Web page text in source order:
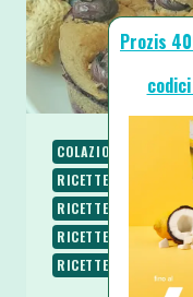
COLAZIONE RICETTE
RICETTE PROTEICHE
RICETTE SENZA
RICETTE SENZA
RICETTE VEGETARIANE
Prozis
codici